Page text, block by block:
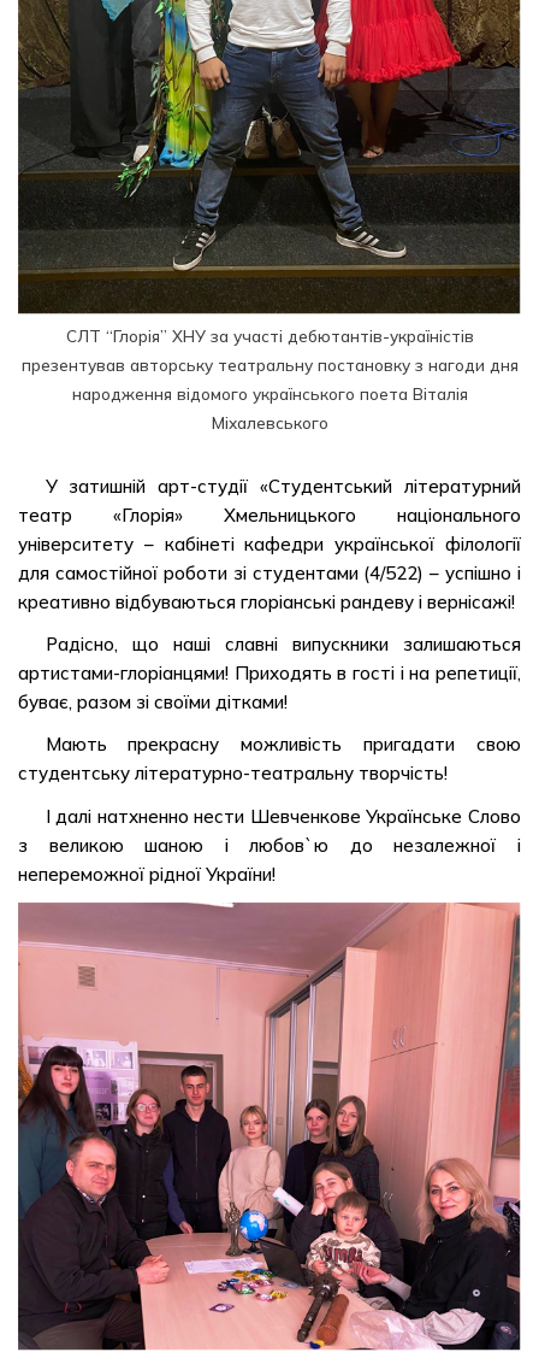
СЛТ “Глорія” ХНУ за участі дебютантів-україністів
презентував авторську театральну постановку з нагоди дня
народження відомого українського поета Віталія
Міхалевського
У затишній арт-студії «Студентський літературний
театр «Глорія» Хмельницького національного
університету – кабінеті кафедри української філології
для самостійної роботи зі студентами (4/522) – успішно і
креативно відбуваються глоріанські рандеву і вернісажі!
Радісно, що наші славні випускники залишаються
артистами-глоріанцями! Приходять в гості і на репетиції,
буває, разом зі своїми дітками!
Мають прекрасну можливість пригадати свою
студентську літературно-театральну творчість!
І далі натхненно нести Шевченкове Українське Слово
з великою шаною і любов`ю до незалежної і
непереможної рідної України!